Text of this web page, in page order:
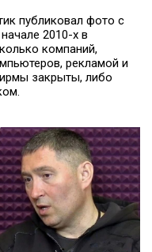
публиковал фото с
2010-х в
компаний,
рекламой и
закрыты, либо